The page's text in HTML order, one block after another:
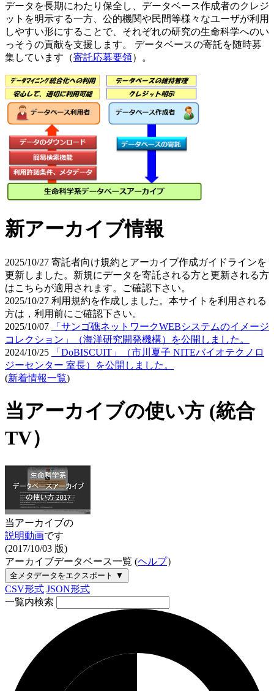
データを長期にわたり保全し、データベース作成者のクレジ
ットを明示する一方、公的機関や民間等様々なユーザが利用
しやすい形にすることで、それぞれの研究の生命科学へのい
っそうの貢献を支援します。 データベースの寄託を随時募
集しています（寄託応募要領）。
新アーカイブ情報
2025/10/27 寄託者向け規約とアーカイブ作成ガイドラインを
更新しました。新規にデータを寄託される方と更新される方
はこちらが適用されます。ご確認下さい。
2025/10/27 利用規約を作成しました。本サイトを利用される
方は，利用前にご確認下さい。
2025/10/07
「サンゴ礁ネットワークWEBシステムのイメージ
コレクション」（海洋研究開発機構）を公開しました。
2024/10/25
「DoBISCUIT」（市川夏子 NITEバイオテクノロ
ジーセンター 室長）を公開しました。
(新着情報一覧)
当アーカイブの使い方 (統合
TV）
当アーカイブの
説明動画です
(2017/10/03 版)
アーカイブデータベース一覧 (ヘルプ）
全メタデータをエクスポート ▼
CSV形式 JSON形式
一覧内検索